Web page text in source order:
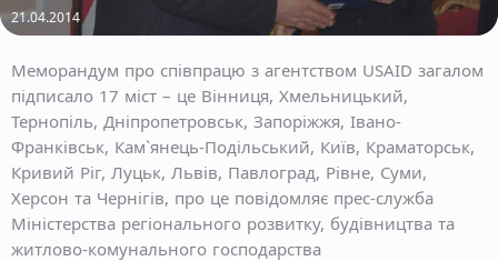
21.04.2014
Меморандум про співпрацю з агентством USAID загалом
підписало 17 міст – це Вінниця, Хмельницький,
Тернопіль, Дніпропетровськ, Запоріжжя, Івано-
Франківськ, Кам`янець-Подільський, Київ, Краматорськ,
Кривий Ріг, Луцьк, Львів, Павлоград, Рівне, Суми,
Херсон та Чернігів, про це повідомляє прес-служба
Міністерства регіонального розвитку, будівництва та
житлово-комунального господарства